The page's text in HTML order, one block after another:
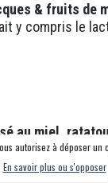
& fruits de
y compris le
au miel,
de sésame,
autorisez à déposer un
En savoir plus ou s'opposer